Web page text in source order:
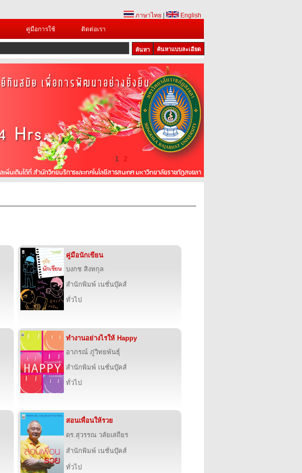
ภาษาไทย
English
คู่มือการใช้ ติดต่อเรา
ค้นหาแบบละเอียด
1 2
คู่มือนักเขียน
บงกช สิงหกุล
สำนักพิมพ์ เนชั่นบุ๊คส์
ทั่วไป
ทำงานอย่างไรให้ Happy
อาภรณ์ ภู่วิทยพันธุ์
สำนักพิมพ์ เนชั่นบุ๊คส์
ทั่วไป
สอนเพื่อนให้รวย
ดร.สุวรรณ วลัยเสถียร
สำนักพิมพ์ เนชั่นบุ๊คส์
ทั่วไป